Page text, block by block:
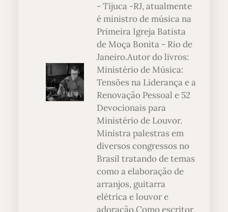
- Tijuca -RJ, atualmente
é ministro de música na
Primeira Igreja Batista
de Moça Bonita - Rio de
Janeiro.Autor do livros:
Ministério de Música:
Tensões na Liderança e a
Renovação Pessoal e 52
Devocionais para
Ministério de Louvor.
Ministra palestras em
diversos congressos no
Brasil tratando de temas
como a elaboração de
arranjos, guitarra
elétrica e louvor e
adoração.Como escritor